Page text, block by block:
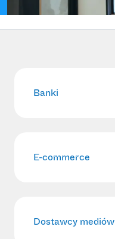
Banki
E-commerce
Dostawcy mediów